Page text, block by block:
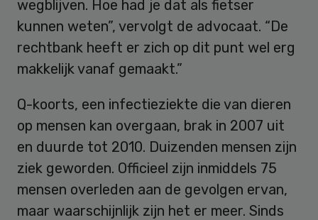
wegblijven. Hoe had je dat als fietser
kunnen weten”, vervolgt de advocaat. “De
rechtbank heeft er zich op dit punt wel erg
makkelijk vanaf gemaakt.”
Q-koorts, een infectieziekte die van dieren
op mensen kan overgaan, brak in 2007 uit
en duurde tot 2010. Duizenden mensen zijn
ziek geworden. Officieel zijn inmiddels 75
mensen overleden aan de gevolgen ervan,
maar waarschijnlijk zijn het er meer. Sinds